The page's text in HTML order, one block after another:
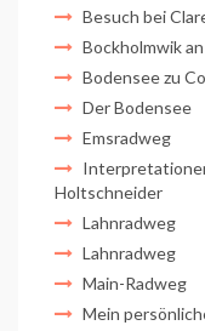
Besuch bei
Bockholmwik
Bodensee zu
Der Bodensee
Emsradweg
Holtschneider
Lahnradweg
Lahnradweg
Main-Radweg
Mein